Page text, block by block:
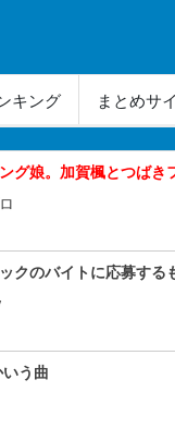
キング まとめサ
グ娘。加賀楓とつば
クのバイトに応募する
う曲